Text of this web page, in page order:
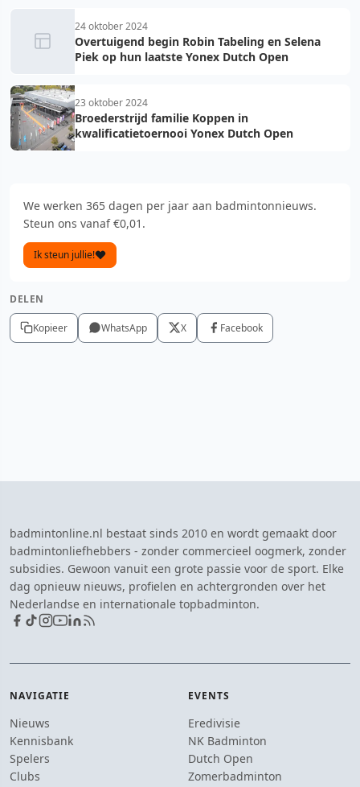
24 oktober 2024
Overtuigend begin Robin Tabeling en Selena
Piek op hun laatste Yonex Dutch Open
23 oktober 2024
Broederstrijd familie Koppen in
kwalificatietoernooi Yonex Dutch Open
We werken 365 dagen per jaar aan badmintonnieuws.
Steun ons vanaf €0,01.
Ik steun jullie!
DELEN
Kopieer WhatsApp X Facebook
badmintonline.nl bestaat sinds 2010 en wordt gemaakt door
badmintonliefhebbers - zonder commercieel oogmerk, zonder
subsidies. Gewoon vanuit een grote passie voor de sport. Elke
dag opnieuw nieuws, profielen en achtergronden over het
Nederlandse en internationale topbadminton.
NAVIGATIE
Nieuws
Kennisbank
Spelers
Clubs
EVENTS
Eredivisie
NK Badminton
Dutch Open
Zomerbadminton